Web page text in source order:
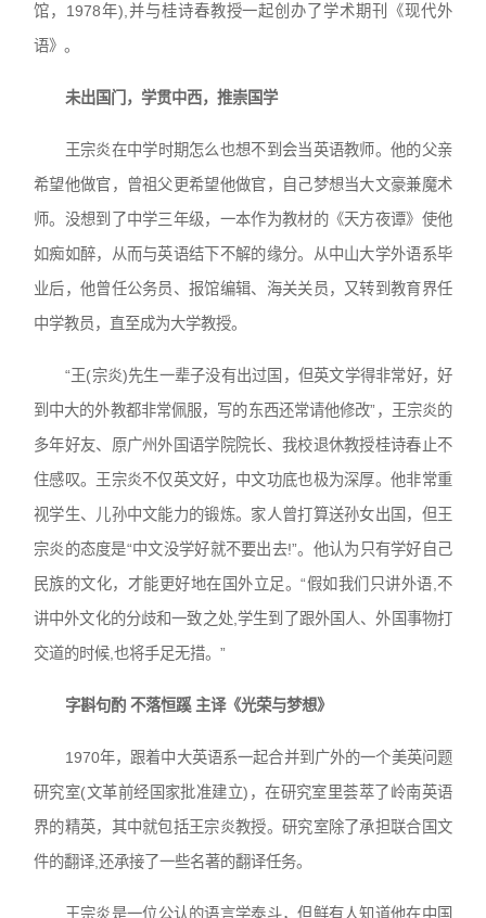
馆，1978年),并与桂诗春教授一起创办了学术期刊《现代外
语》。
未出国门，学贯中西，推崇国学
王宗炎在中学时期怎么也想不到会当英语教师。他的父亲
希望他做官，曾祖父更希望他做官，自己梦想当大文豪兼魔术
师。没想到了中学三年级，一本作为教材的《天方夜谭》使他
如痴如醉，从而与英语结下不解的缘分。从中山大学外语系毕
业后，他曾任公务员、报馆编辑、海关关员，又转到教育界任
中学教员，直至成为大学教授。
“王(宗炎)先生一辈子没有出过国，但英文学得非常好，好
到中大的外教都非常佩服，写的东西还常请他修改”，王宗炎的
多年好友、原广州外国语学院院长、我校退休教授桂诗春止不
住感叹。王宗炎不仅英文好，中文功底也极为深厚。他非常重
视学生、儿孙中文能力的锻炼。家人曾打算送孙女出国，但王
宗炎的态度是“中文没学好就不要出去!”。他认为只有学好自己
民族的文化，才能更好地在国外立足。“假如我们只讲外语,不
讲中外文化的分歧和一致之处,学生到了跟外国人、外国事物打
交道的时候,也将手足无措。”
字斟句酌 不落恒蹊 主译《光荣与梦想》
1970年，跟着中大英语系一起合并到广外的一个美英问题
研究室(文革前经国家批准建立)，在研究室里荟萃了岭南英语
界的精英，其中就包括王宗炎教授。研究室除了承担联合国文
件的翻译,还承接了一些名著的翻译任务。
王宗炎是一位公认的语言学泰斗，但鲜有人知道他在中国